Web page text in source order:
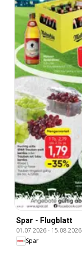
Spar - Flugblatt
01.07.2026- 15.08.2026
Spar